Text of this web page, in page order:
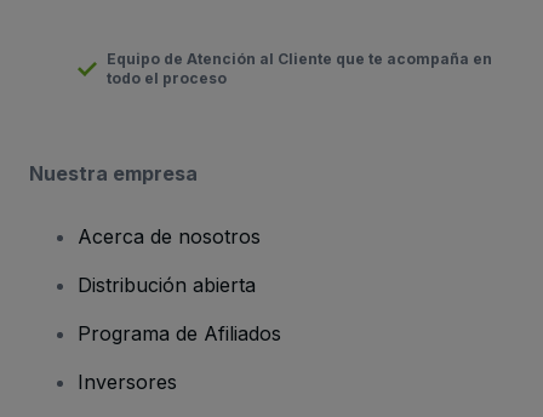
Equipo de Atención al Cliente que te acompaña en
todo el proceso
Nuestra empresa
Acerca de nosotros
Distribución abierta
Programa de Afiliados
Inversores